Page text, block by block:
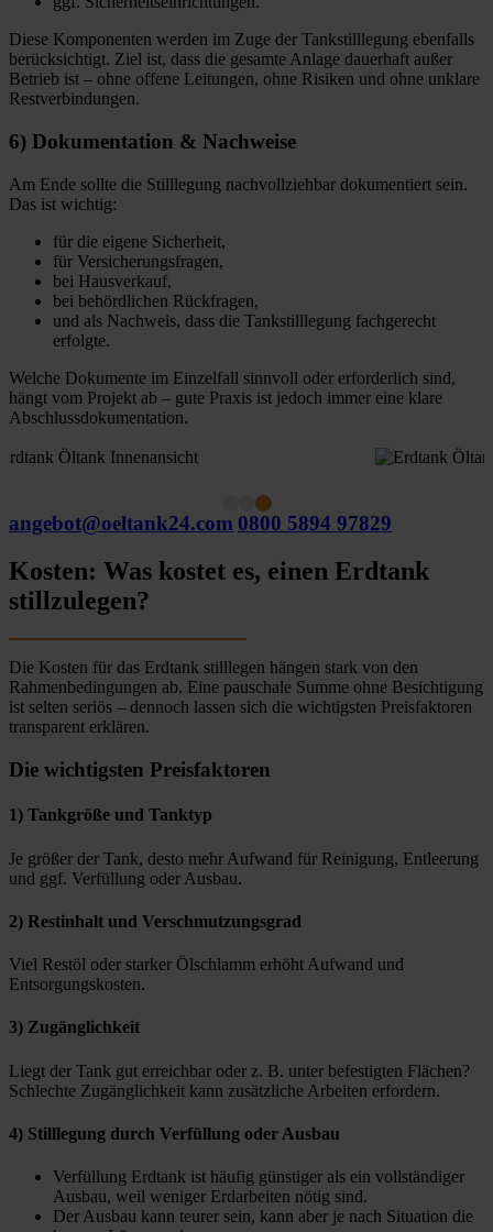
Diese Komponenten werden im Zuge der Tankstilllegung ebenfalls
berücksichtigt. Ziel ist, dass die gesamte Anlage dauerhaft außer
Betrieb ist – ohne offene Leitungen, ohne Risiken und ohne unklare
Restverbindungen.
6) Dokumentation & Nachweise
Am Ende sollte die Stilllegung nachvollziehbar dokumentiert sein.
Das ist wichtig:
für die eigene Sicherheit,
für Versicherungsfragen,
bei Hausverkauf,
bei behördlichen Rückfragen,
und als Nachweis, dass die Tankstilllegung fachgerecht
erfolgte.
Welche Dokumente im Einzelfall sinnvoll oder erforderlich sind,
hängt vom Projekt ab – gute Praxis ist jedoch immer eine klare
Abschlussdokumentation.
angebot@oeltank24.com 0800 5894 97829
Kosten: Was kostet es, einen Erdtank
stillzulegen?
Die Kosten für das Erdtank stilllegen hängen stark von den
Rahmenbedingungen ab. Eine pauschale Summe ohne Besichtigung
ist selten seriös – dennoch lassen sich die wichtigsten Preisfaktoren
transparent erklären.
Die wichtigsten Preisfaktoren
1) Tankgröße und Tanktyp
Je größer der Tank, desto mehr Aufwand für Reinigung, Entleerung
und ggf. Verfüllung oder Ausbau.
2) Restinhalt und Verschmutzungsgrad
Viel Restöl oder starker Ölschlamm erhöht Aufwand und
Entsorgungskosten.
3) Zugänglichkeit
Liegt der Tank gut erreichbar oder z. B. unter befestigten Flächen?
Schlechte Zugänglichkeit kann zusätzliche Arbeiten erfordern.
4) Stilllegung durch Verfüllung oder Ausbau
Verfüllung Erdtank ist häufig günstiger als ein vollständiger
Ausbau, weil weniger Erdarbeiten nötig sind.
Der Ausbau kann teurer sein, kann aber je nach Situation die